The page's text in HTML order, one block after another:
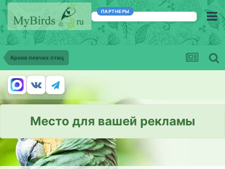
ПАРТНЕРЫ
Архив певчих птиц
Место для вашей рекламы